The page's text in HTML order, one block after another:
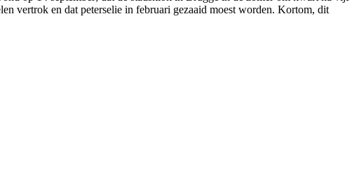
vertrok en dat peterselie in februari gezaaid moest worden. Kortom, dit